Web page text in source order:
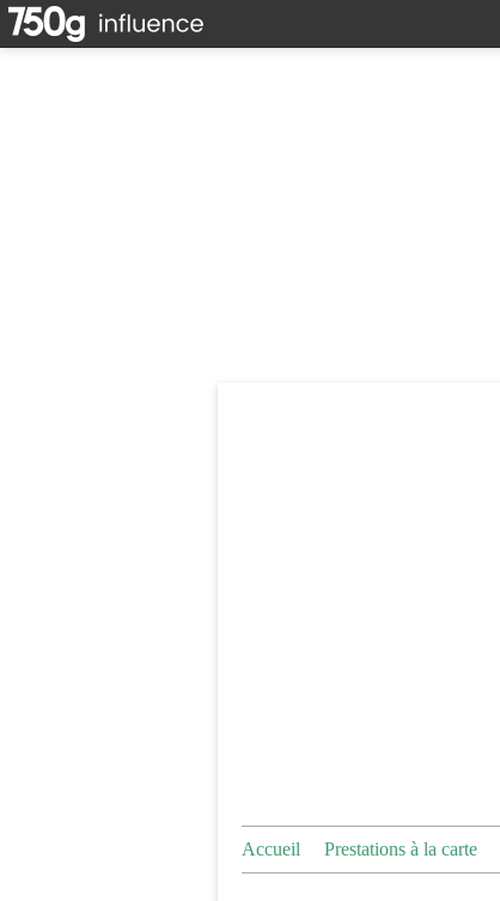
Accueil Prestations à la carte